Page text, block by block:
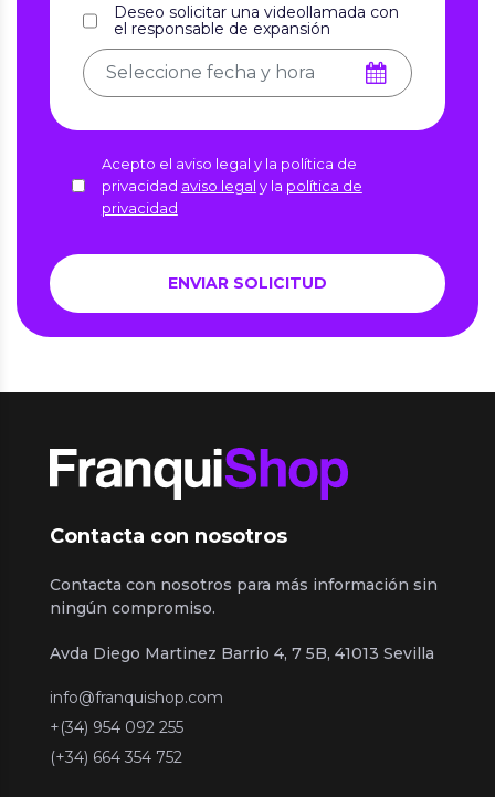
Deseo solicitar una videollamada con
el responsable de expansión
Acepto el aviso legal y la política de
privacidad aviso legal y la política de
privacidad
Contacta con nosotros
Contacta con nosotros para más información sin
ningún compromiso.
Avda Diego Martinez Barrio 4, 7 5B, 41013 Sevilla
info@franquishop.com
+(34) 954 092 255
(+34) 664 354 752